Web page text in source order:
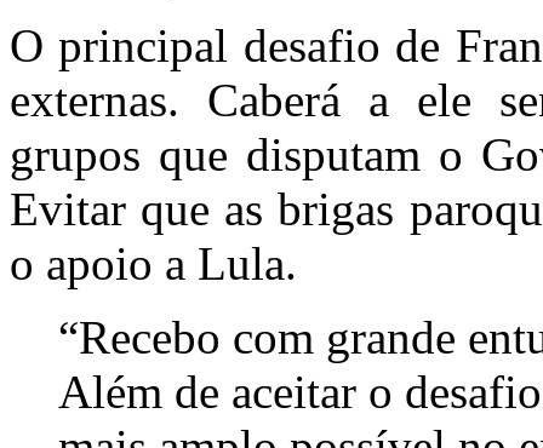
O principal desafio de
externas. Caberá a ele
grupos que disputam o
Evitar que as brigas
o apoio a Lula.
“Recebo com grande
Além de aceitar o